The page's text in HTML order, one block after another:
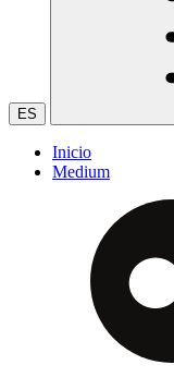
ES
Inicio
Medium